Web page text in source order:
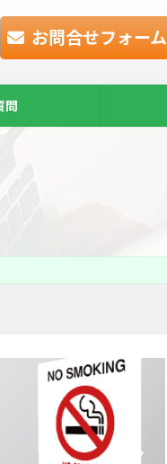
お問合せフォーム
問